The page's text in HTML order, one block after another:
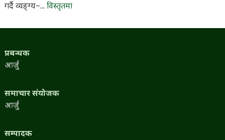
गर्दै व्यङ्ग्य–... विस्तृतमा
प्रबन्धक
आर्जु
समाचार संयोजक
आर्जु
सम्पादक